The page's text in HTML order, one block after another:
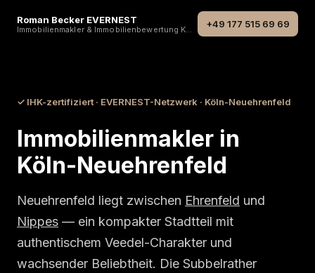
Roman Becker EVERNEST +49 177 515 69 69
✓ IHK-zertifiziert · EVERNEST-Netzwerk · Köln-Neuehrenfeld
Immobilienmakler in
Köln-Neuehrenfeld
Neuehrenfeld liegt zwischen Ehrenfeld und
Nippes — ein kompakter Stadtteil mit
authentischem Veedel-Charakter und
wachsender Beliebtheit. Die Subbelrather